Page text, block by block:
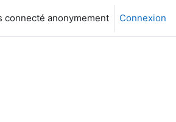
connecté anonymement Connexion